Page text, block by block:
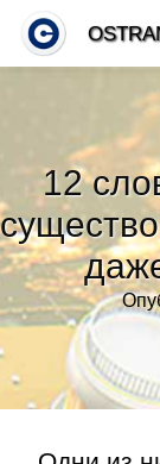
12
Тренды
Рубрики»
Правила
Контакт»